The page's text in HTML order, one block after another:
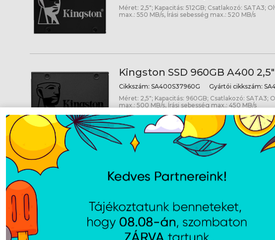
Méret: 2,5"; Kapacitás: 512GB; Csatlakozó: SATA3;
max.: 550 MB/s, Írási sebesség max.: 520 MB/s
Kingston SSD 960GB A400
Cikkszám: SA400S37960G Gyártói cikkszám:
Méret: 2,5"; Kapacitás: 960GB; Csatlakozó: SATA3;
max.: 500 MB/s, Írási sebesség max.: 450 MB/s
LC Power 5,25" drive bay rack
HDD/SSD (9,5mm) - ultraslim
ADA-525-25-NB
9.5 mm magas 5.25" meghajtó beépítő keret 2,5"
számára notebookhoz, azaz az optikai meghajtót
további HDD-SSD-vel.